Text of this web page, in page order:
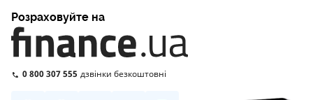
Розраховуйте на
0 800 307 555 дзвінки безкоштовні